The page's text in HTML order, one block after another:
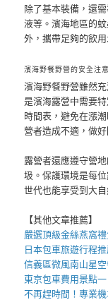
除了基本裝備，還
液等。濱海地區的
外，攜帶足夠的飲
濱海野餐野營的安全注
濱海野餐野營雖然
是濱海露營中需要
時間表，避免在漲
營者造成不適，做
露營者還應遵守營
圾。保護環境是每
世代也能享受到大自
【其他文章推薦】
嚴選頂級金絲燕窩
日本包車旅遊行程
信義區微風南山星空
東京包車費用景點
不再趕時間！專業